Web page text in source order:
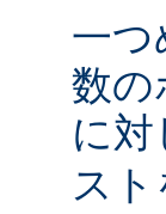
一つ
数の
に
ス